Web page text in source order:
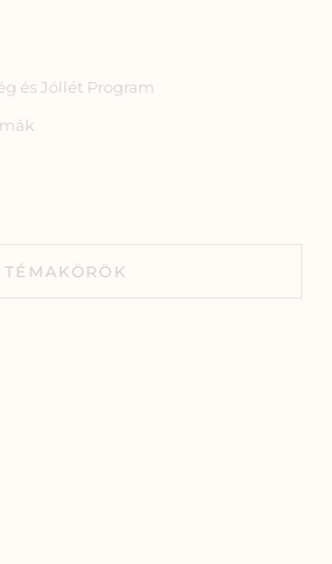
és Jóllét Program
TÉMAKÖRÖK